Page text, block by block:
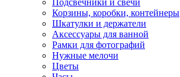
Подсвечники и свечи
Корзины, коробки, контейнеры
Шкатулки и держатели
Аксессуары для ванной
Рамки для фотографий
Нужные мелочи
Цветы